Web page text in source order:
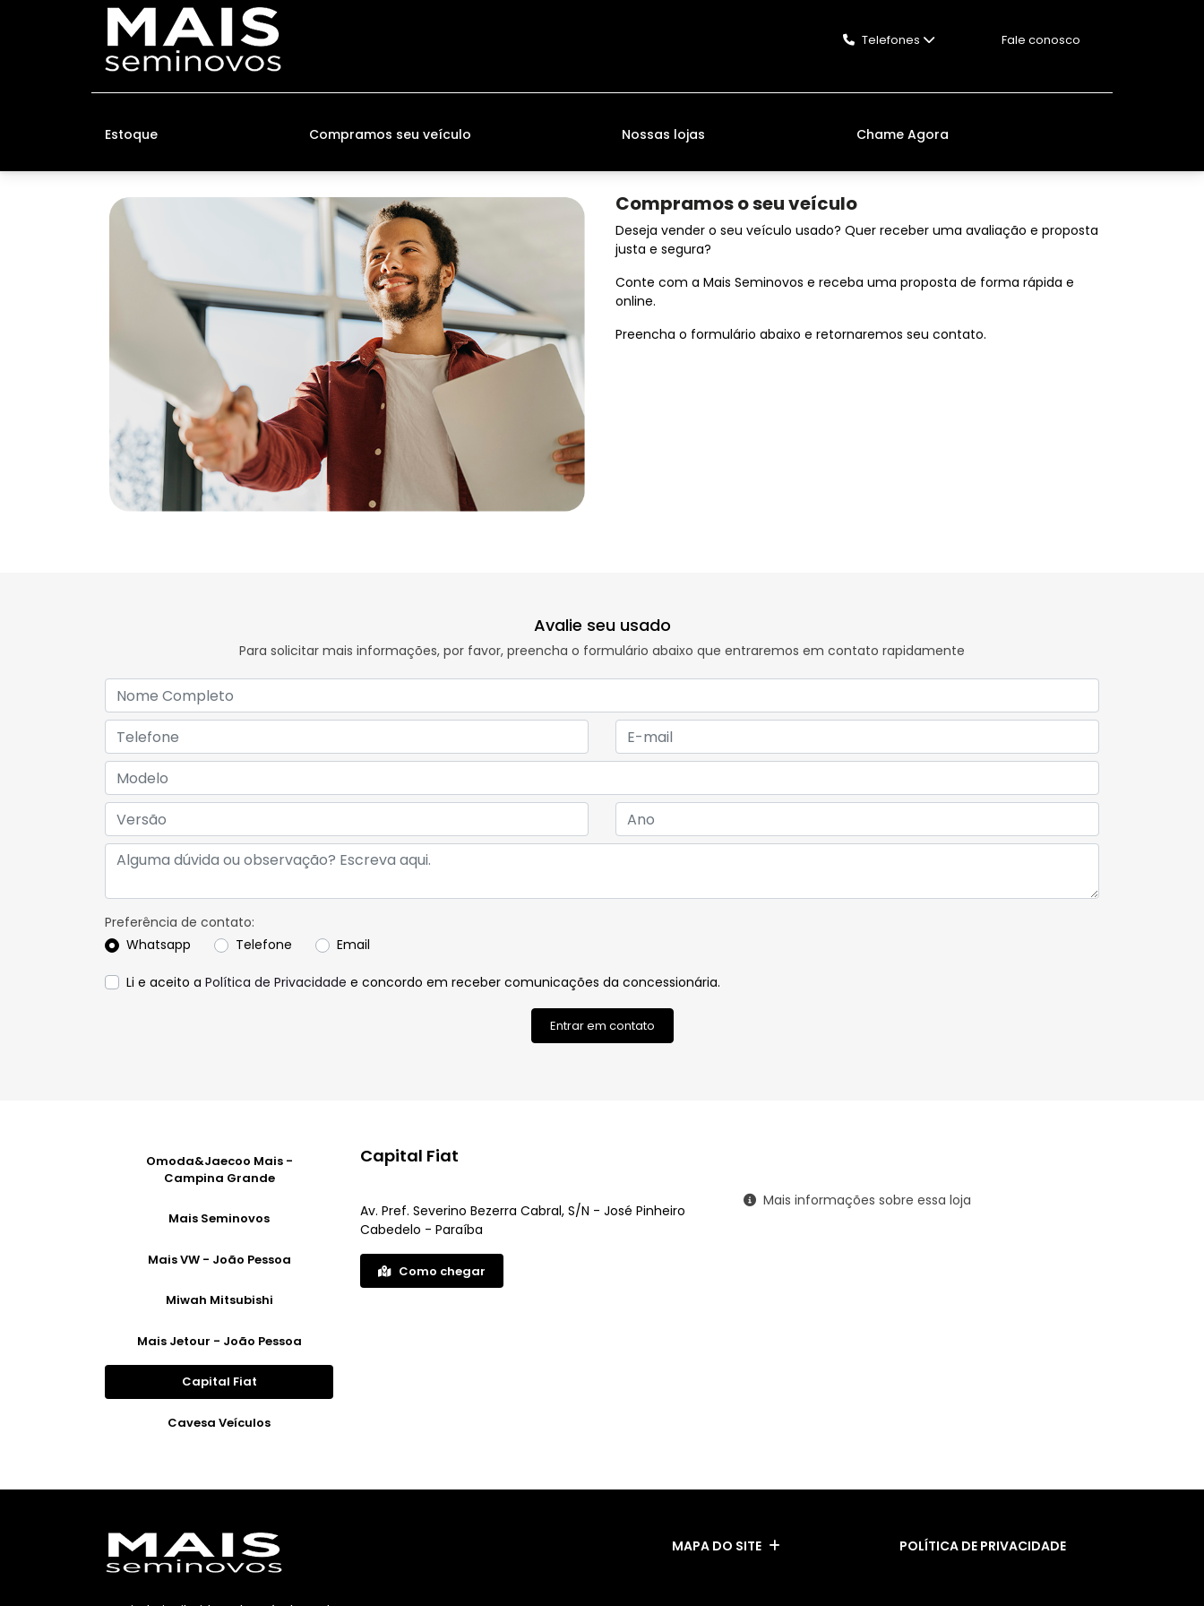
Telefones Fale conosco
Estoque Compramos seu veículo Nossas lojas Chame Agora
Compramos o seu veículo
Deseja vender o seu veículo usado? Quer receber uma avaliação e proposta
justa e segura?
Conte com a Mais Seminovos e receba uma proposta de forma rápida e
online.
Preencha o formulário abaixo e retornaremos seu contato.
Avalie seu usado
Para solicitar mais informações, por favor, preencha o formulário abaixo que entraremos em contato rapidamente
Preferência de contato:
Whatsapp
Telefone Email
Li e aceito a Política de Privacidade e concordo em receber comunicações da concessionária.
Entrar em contato
Omoda&Jaecoo Mais -
Campina Grande
Mais Seminovos
Mais VW - João Pessoa
Miwah Mitsubishi
Mais Jetour - João Pessoa
Capital Fiat
Cavesa Veículos
Capital Fiat
Av. Pref. Severino Bezerra Cabral, S/N - José Pinheiro
Cabedelo - Paraíba
Como chegar
Mais informações sobre essa loja
MAPA DO SITE POLÍTICA DE PRIVACIDADE